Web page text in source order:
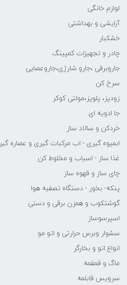
لوازم خانگی
آرایشی و بهداشتی
خشکبار
چادر و تجهیزات کمپینگ
جاروبرقی ،جارو شارژی،جاروعصایی
سرخ کن
زودپز، پلوپز،مولتی کوکر
جا ادویه ای
خردکن و سالاد ساز
ابمیوه گیری - اب مرکبات گیری و عصاره
غذا ساز - اسیاب و مخلوط کن
چای ساز و قهوه ساز
پنکه- بخور - دستگاه تصفیه هوا
گوشتکوب و همزن برقی و دستی
اسپرسوساز
سشوار وبرس حرارتی و اتو مو
انواع اتو و بخارگر
ماگ و قمقمه
سرویس قابلمه